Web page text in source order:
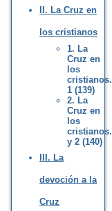
II. La Cruz en
los cristianos
1. La
Cruz en
los
cristianos.
1 (139)
2. La
Cruz en
los
cristianos.
y 2 (140)
III. La
devoción a la
Cruz